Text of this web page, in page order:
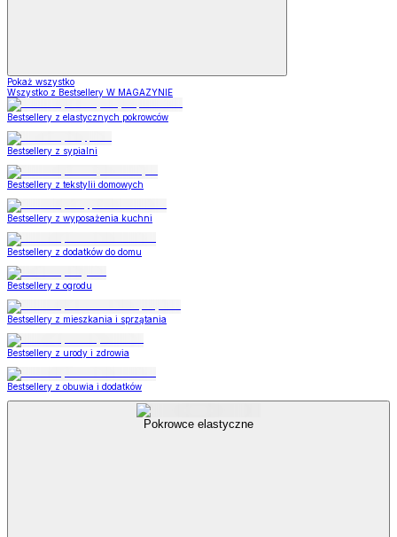
Pokaż wszystko
Wszystko z Bestsellery W MAGAZYNIE
Bestsellery z elastycznych pokrowców
Bestsellery z sypialni
Bestsellery z tekstylii domowych
Bestsellery z wyposażenia kuchni
Bestsellery z dodatków do domu
Bestsellery z ogrodu
Bestsellery z mieszkania i sprzątania
Bestsellery z urody i zdrowia
Bestsellery z obuwia i dodatków
Pokrowce elastyczne